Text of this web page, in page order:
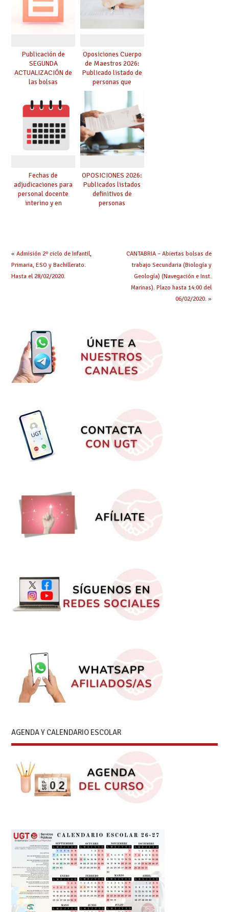
de adjudicación
Publicación de
SEGUNDA
ACTUALIZACIÓN de
las bolsas
Cuerpo de Maestros
de especialidades
convocadas a
oposición
Oposiciones Cuerpo
de Maestros 2026:
Publicado listado de
personas que
adquieren nueva
especialidad
Fechas de
adjudicaciones para
personal docente
interino y en
OPOSICIONES 2026:
Publicados listados
definitivos de
personas
« Admisión 2º ciclo de Infantil,
Primaria, ESO y Bachillerato.
Hasta el 28/02/2020.
CANTABRIA – Abiertas bolsas de
trabajo Secundaria (Biología y
Geología) (Navegación e Inst.
Marinas). Plazo hasta 14:00 del
06/02/2020.»
AGENDA Y CALENDARIO ESCOLAR